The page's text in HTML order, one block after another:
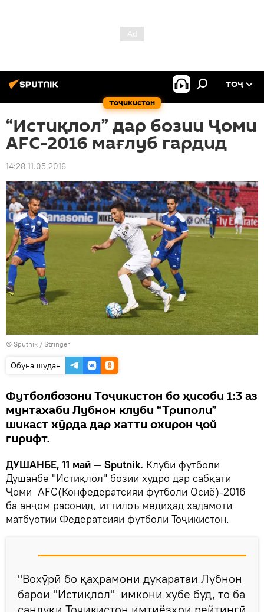
Тоҷикистон
ТОҶ
“Истиқлол” дар бозии Ҷоми
AFC-2016 мағлуб гардид
14:28 11.05.2016
© Sputnik / Stringer
Обуна шудан
Футболбозони Тоҷикистон бо ҳисоби 1:3 аз
мунтахаби Лубнон клуби “Триполи”
шикаст хӯрда дар хатти охирон ҷой
гирифт.
ДУШАНБЕ, 11 май — Sputnik. Клуби футболи
Душанбе "Истиқлол" бозии худро дар сабқати
Ҷоми AFC(Конфедератсияи футболи Осиё)-2016
ба анҷом расонид, иттилоъ медиҳад хадамоти
матбуотии Федератсияи футболи Тоҷикистон.
"Вохӯрӣ бо қаҳрамони дукаратаи Лубнон
барои "Истиқлол" имкони хубе буд, то ба